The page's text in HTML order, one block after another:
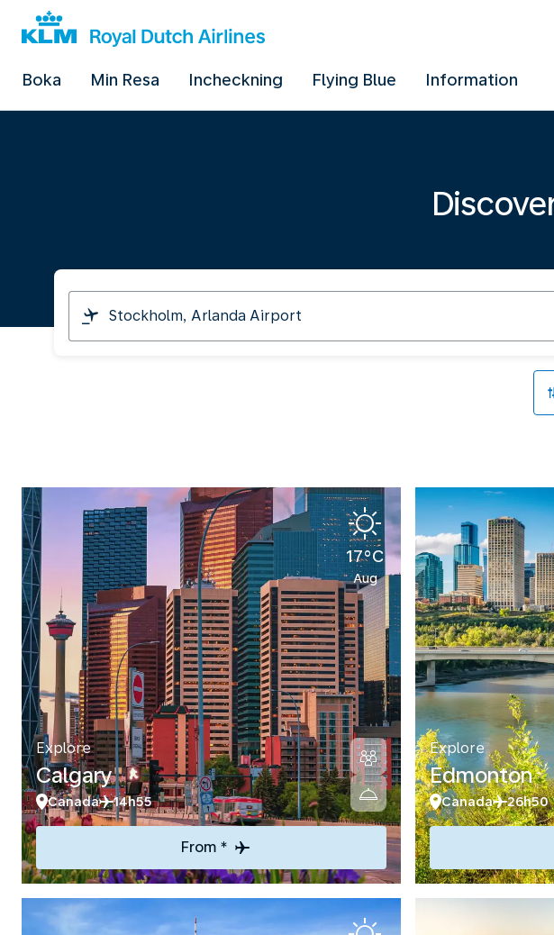
Boka Min Resa Incheckning Flying Blue Information
I
am
travelling
17°C
Aug
Explore
Calgary
Canada 14h55
From *
Explore
Edmonton
Canada 26h50